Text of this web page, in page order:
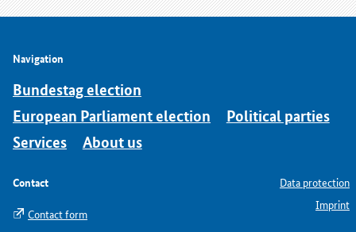
Navigation
Bundestag election
European Parliament election
Political parties
Services
About us
Contact
Contact form
Data protection
Imprint